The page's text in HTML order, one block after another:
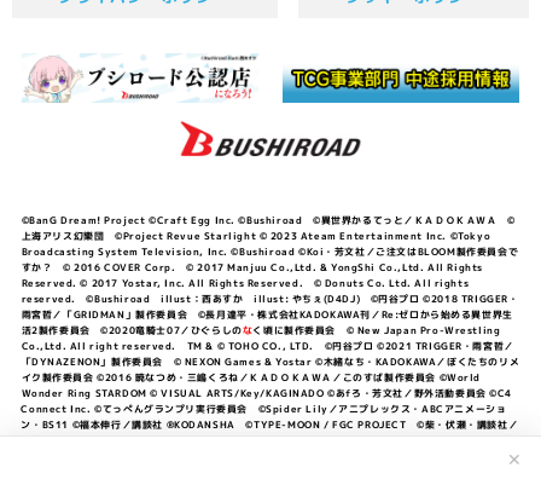
✕
©BanG Dream! Project ©Craft Egg Inc. ©Bushiroad ©異世界かるてっと／ＫＡＤＯＫＡＷＡ ©
上海アリス幻樂団 ©Project Revue Starlight © 2023 Ateam Entertainment Inc. ©Tokyo
Broadcasting System Television, Inc. ©Bushiroad ©Koi・芳文社／ご注文はBLOOM製作委員会で
すか？ © 2016 COVER Corp. © 2017 Manjuu Co.,Ltd. & YongShi Co.,Ltd. All Rights
Reserved. © 2017 Yostar, Inc. All Rights Reserved. © Donuts Co. Ltd. All rights
reserved. ©Bushiroad illust：西あすか illust: やちぇ(D4DJ) ©円谷プロ ©2018 TRIGGER・
雨宮哲／「GRIDMAN」製作委員会 ©長月達平・株式会社KADOKAWA刊／Re:ゼロから始める異世界生
活2製作委員会 ©2020竜騎士07／ひぐらしのなく頃に製作委員会 © New Japan Pro-Wrestling
Co.,Ltd. All right reserved. TM & © TOHO CO., LTD. ©円谷プロ ©2021 TRIGGER・雨宮哲／
「DYNAZENON」製作委員会 © NEXON Games & Yostar ©木緒なち・KADOKAWA／ぼくたちのリメ
イク製作委員会 ©2016 暁なつめ・三嶋くろね／ＫＡＤＯＫＡＷＡ／このすば製作委員会 ©World
Wonder Ring STARDOM © VISUAL ARTS/Key/KAGINADO ©あfろ・芳文社／野外活動委員会 ©C4
Connect Inc. ©てっぺんグランプリ実行委員会 ©Spider Lily／アニプレックス・ABCアニメーショ
ン・BS11 ©福本伸行／講談社 ®KODANSHA ©TYPE-MOON / FGC PROJECT ©柴・伏瀬・講談社／